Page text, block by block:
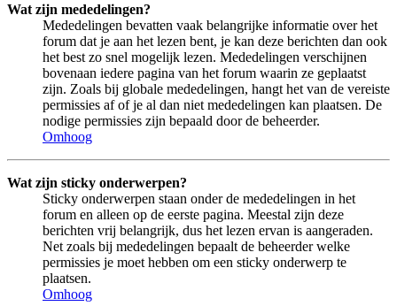
Wat zijn mededelingen?
Mededelingen bevatten vaak belangrijke informatie over het
forum dat je aan het lezen bent, je kan deze berichten dan ook
het best zo snel mogelijk lezen. Mededelingen verschijnen
bovenaan iedere pagina van het forum waarin ze geplaatst
zijn. Zoals bij globale mededelingen, hangt het van de vereiste
permissies af of je al dan niet mededelingen kan plaatsen. De
nodige permissies zijn bepaald door de beheerder.
Omhoog
Wat zijn sticky onderwerpen?
Sticky onderwerpen staan onder de mededelingen in het
forum en alleen op de eerste pagina. Meestal zijn deze
berichten vrij belangrijk, dus het lezen ervan is aangeraden.
Net zoals bij mededelingen bepaalt de beheerder welke
permissies je moet hebben om een sticky onderwerp te
plaatsen.
Omhoog